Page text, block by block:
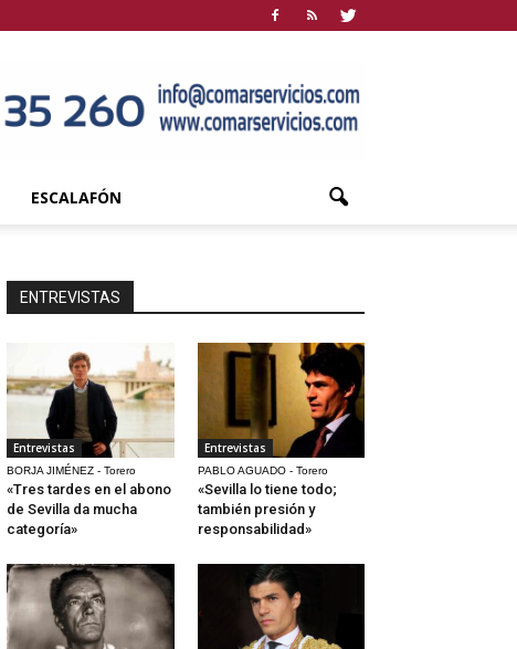
ESCALAFÓN
ENTREVISTAS
Entrevistas
BORJA JIMÉNEZ - Torero
«Tres tardes en el abono
de Sevilla da mucha
categoría»
Entrevistas
PABLO AGUADO - Torero
«Sevilla lo tiene todo;
también presión y
responsabilidad»